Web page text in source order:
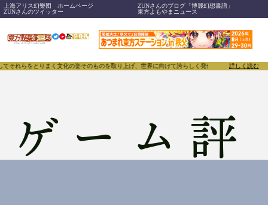
上海アリス幻樂団 ホームページ
ZUNさんのブログ「博麗幻想書譜」
ZUNさんのツイッター
東方よもやまニュース
まく文化の姿そのものを取り上げ、世界に向けて誇らしく発信することで、東方Projectのみ
詳しく読む
ゲーム評